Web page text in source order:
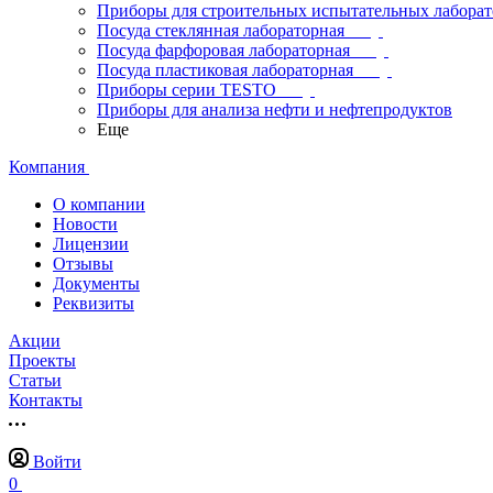
Приборы для строительных испытательных
Посуда стеклянная лабораторная
Посуда фарфоровая лабораторная
Посуда пластиковая лабораторная
Приборы серии TESTO
Приборы для анализа нефти и нефтепродуктов
Еще
Компания
О компании
Новости
Лицензии
Отзывы
Документы
Реквизиты
Акции
Проекты
Статьи
Контакты
Войти
0